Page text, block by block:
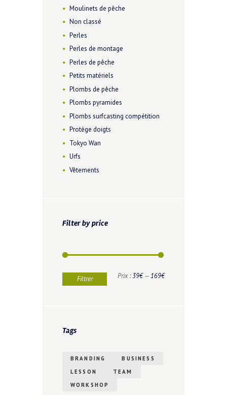
Moulinets de pêche
Non classé
Perles
Perles de montage
Perles de pêche
Petits matériels
Plombs de pêche
Plombs pyramides
Plombs surfcasting compétition
Protège doigts
Tokyo Wan
Urfs
Vêtements
Filter by price
Prix
Prix
Filtrer Prix :39€— 169€
Tags
BRANDING
BUSINESS
LESSON
TEAM
WORKSHOP